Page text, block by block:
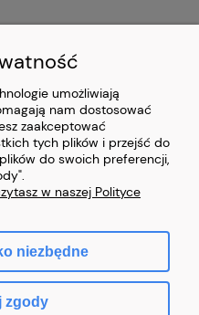
strony
umożliwiają
nam dostosować
zaakceptować
tych plików i przejść do
do swoich preferencji,
w naszej Polityce
niezbędne
zgody